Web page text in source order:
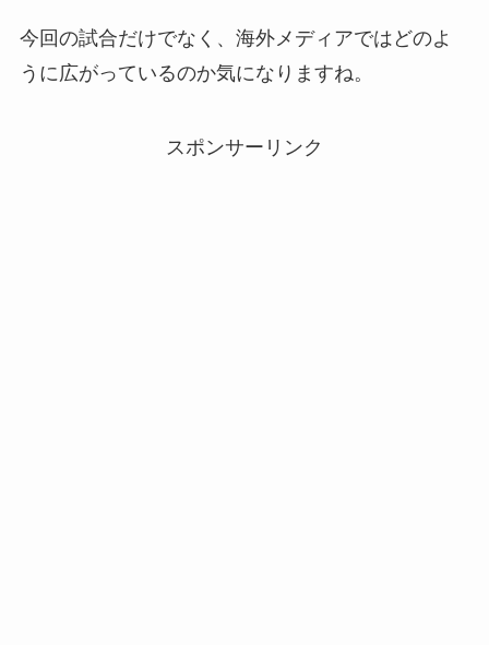
今回の試合だけでなく、海外メディアではどのよ
うに広がっているのか気になりますね。
スポンサーリンク